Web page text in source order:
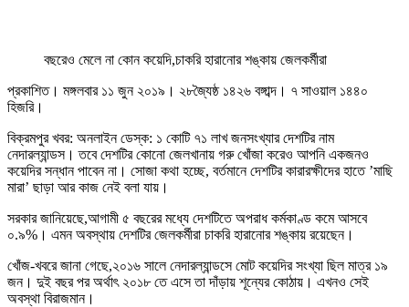
বছরেও মেলে না কোন কয়েদি,চাকরি হারানোর শঙ্কায় জেলকর্মীরা
প্রকাশিত। মঙ্গলবার ১১ জুন ২০১৯। ২৮জ্যৈষ্ঠ ১৪২৬ বঙ্গাব্দ। ৭ সাওয়াল ১৪৪০
হিজরি।
বিক্রমপুর খবর: অনলাইন ডেস্ক: ১ কোটি ৭১ লাখ জনসংখ্যার দেশটির নাম
নেদারল্যান্ডস। তবে দেশটির কোনো জেলখানায় গরু খোঁজা করেও আপনি একজনও
কয়েদির সন্ধান পাবেন না। সোজা কথা হচ্ছে, বর্তমানে দেশটির কারারক্ষীদের হাতে ’মাছি
মারা’ ছাড়া আর কাজ নেই বলা যায়।
সরকার জানিয়েছে,আগামী ৫ বছরের মধ্যে দেশটিতে অপরাধ কর্মকাণ্ড কমে আসবে
০.৯%। এমন অবস্থায় দেশটির জেলকর্মীরা চাকরি হারানোর শঙ্কায় রয়েছেন।
খোঁজ-খবরে জানা গেছে,২০১৬ সালে নেদারল্যান্ডসে মোট কয়েদির সংখ্যা ছিল মাত্র ১৯
জন। দুই বছর পর অর্থাৎ ২০১৮ তে এসে তা দাঁড়ায় শূন্যের কোঠায়। এখনও সেই
অবস্থা বিরাজমান।